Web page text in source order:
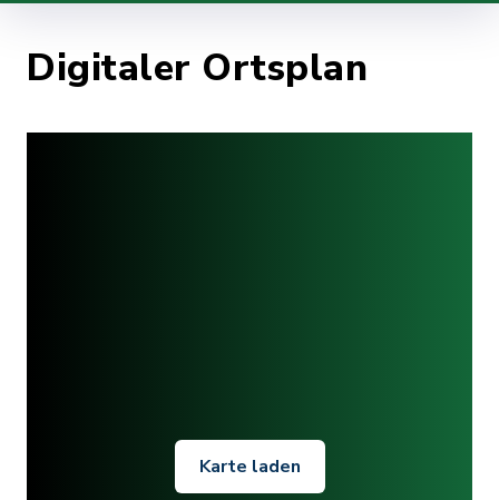
Digitaler Ortsplan
Karte laden